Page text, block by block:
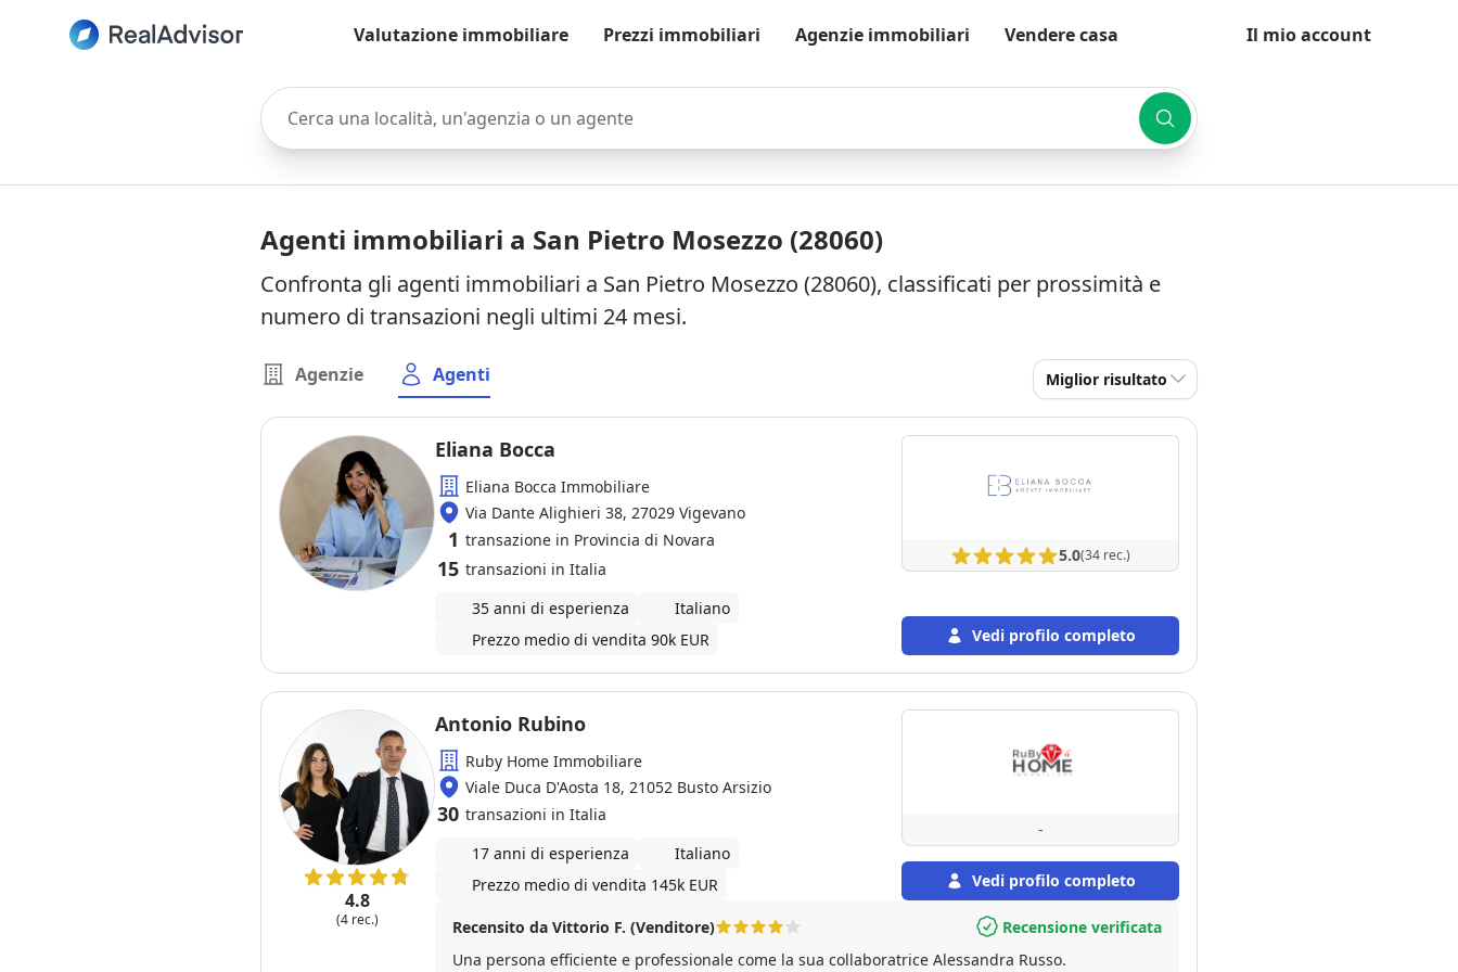
Valutazione immobiliare Prezzi immobiliari Agenzie immobiliari Vendere casa Il mio account
Cerca una località, un'agenzia o un agente
Agenti immobiliari a San Pietro Mosezzo (28060)
Confronta gli agenti immobiliari a San Pietro Mosezzo (28060), classificati per prossimità e
numero di transazioni negli ultimi 24 mesi.
Agenzie Agenti Miglior risultato
Eliana Bocca
Eliana Bocca Immobiliare
Via Dante Alighieri 38, 27029 Vigevano
1 transazione in Provincia di Novara
15 transazioni in Italia
35 anni di esperienza
Italiano
Prezzo medio di vendita 90k EUR
5.0(34 rec.)
Vedi profilo completo
4.8
(4 rec.)
Antonio Rubino
Ruby Home Immobiliare
Viale Duca D'Aosta 18, 21052 Busto Arsizio
30 transazioni in Italia
17 anni di esperienza
Italiano
Prezzo medio di vendita 145k EUR
-
Vedi profilo completo
Recensito da Vittorio F. (Venditore)
Recensione verificata
Una persona efficiente e professionale come la sua collaboratrice Alessandra Russo.